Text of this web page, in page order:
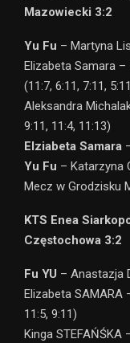
Mazowiecki 3:2
Yu Fu – Martyna
Elizabeta Samara –
(11:7, 6:11, 7:11,
Aleksandra
9:11, 11:4, 11:13)
Elziabeta Samara
Yu Fu – Katarzyna
Mecz w Grodzisku
KTS Enea
Częstochowa 3:2
Fu YU – Anastazja
Elizabeta SAMARA
11:5, 9:11)
Kinga STEFAŃŚKA